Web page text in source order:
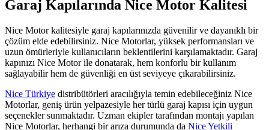
Garaj Kapılarında Nice Motor Kalitesi
Nice Motor kalitesiyle garaj kapılarınızda güvenilir ve dayanıklı bir
çözüm elde edebilirsiniz. Nice Motorlar, yüksek performansları ve
uzun ömürleriyle kullanıcıların beklentilerini karşılamaktadır. Garaj
kapınızı Nice Motor ile donatarak, hem konforlu bir kullanım
sağlayabilir hem de güvenliği en üst seviyeye çıkarabilirsiniz.
Nice Türkiye distribütörleri aracılığıyla temin edebileceğiniz Nice
Motorlar, geniş ürün yelpazesiyle her türlü garaj kapısı için uygun
seçenekler sunmaktadır. Uzman ekipler tarafından montajı yapılan
Nice Motorlar, herhangi bir arıza durumunda da Nice Yetkili